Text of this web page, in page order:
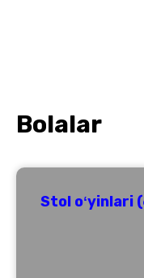
Bolalar
Stol oʻyinlari